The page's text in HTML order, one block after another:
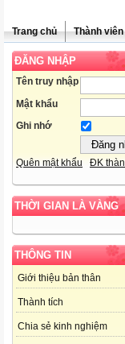
Trang chủ Thành viên
ĐĂNG NHẬP
Tên truy nhập
Mật khẩu
Ghi nhớ
Quên mật khẩu ĐK
THỜI GIAN LÀ VÀNG
THÔNG TIN
Giới thiệu bản thân
Thành tích
Chia sẻ kinh nghiệm